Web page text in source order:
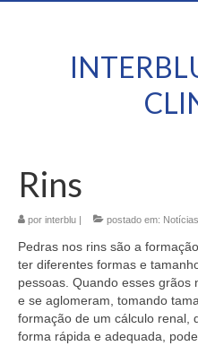
Rins
por interblu | postado em:
Pedras nos rins são a
ter diferentes formas e
pessoas. Quando esses grãos
e se aglomeram, tomando
formação de um cálculo renal,
forma rápida e adequada,